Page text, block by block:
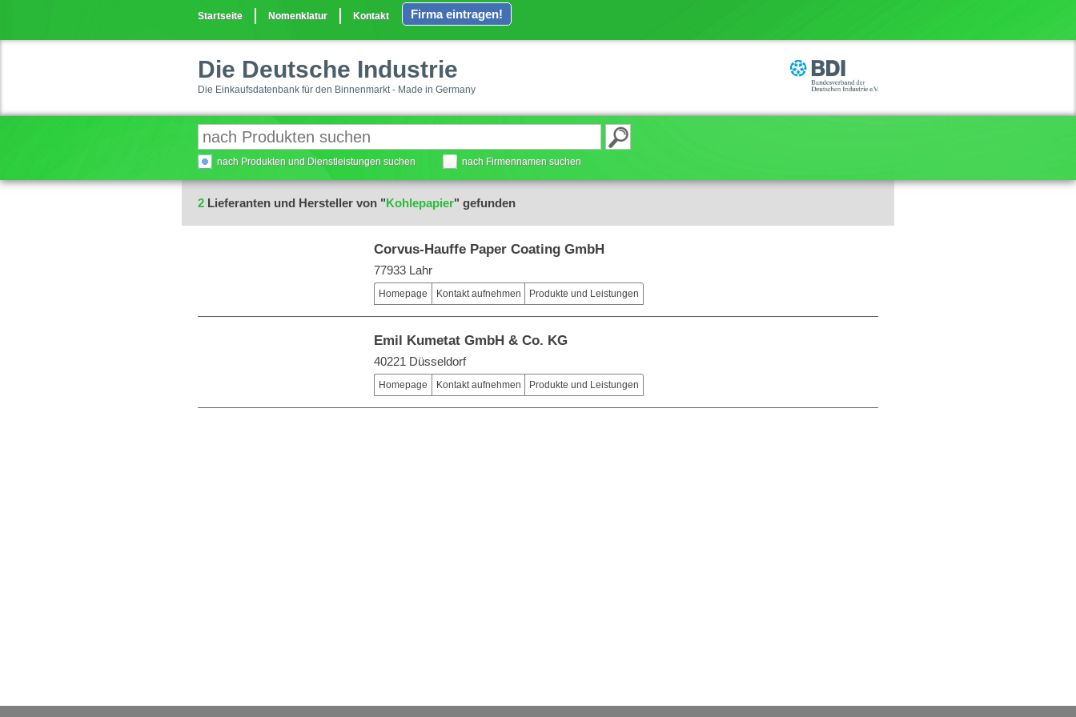
Startseite Nomenklatur Kontakt Firma eintragen!
Die Deutsche Industrie
Die Einkaufsdatenbank für den Binnenmarkt - Made in Germany
nach Produkten und Dienstleistungen suchen nach Firmennamen suchen
2 Lieferanten und Hersteller von "Kohlepapier" gefunden
Corvus-Hauffe Paper Coating GmbH
77933 Lahr
Homepage Kontakt aufnehmen Produkte und Leistungen
Emil Kumetat GmbH & Co. KG
40221 Düsseldorf
Homepage Kontakt aufnehmen Produkte und Leistungen